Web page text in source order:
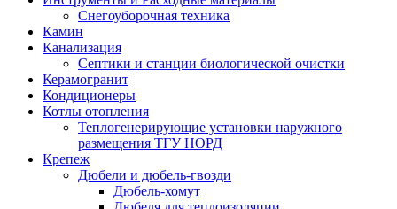
Снегоуборочная техника
Камин
Канализация
Септики и станции биологической очистки
Керамогранит
Кондиционеры
Котлы отопления
Теплогенерирующие установки наружного
размещения ТГУ НОРД
Крепеж
Дюбели и дюбель-гвозди
Дюбель-хомут